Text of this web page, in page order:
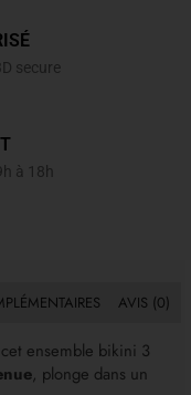
secure
à 18h
AVIS (0)
ensemble bikini 3
, plonge dans un